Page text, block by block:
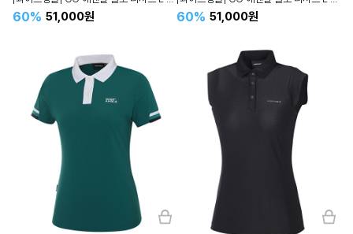
60% 51,000원 60% 51,000원